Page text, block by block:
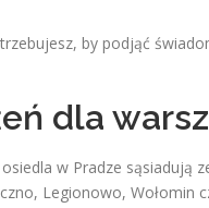
by podjąć
dla
w Pradze sąsiadują
Legionowo, Wołomin